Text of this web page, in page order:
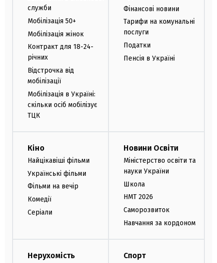
служби
Мобілізація 50+
Мобілізація жінок
Контракт для 18-24-
річних
Відстрочка від
мобілізації
Мобілізація в Україні:
скільки осіб мобілізує
ТЦК
Фінансові новини
Тарифи на комунальні
послуги
Податки
Пенсія в Україні
Кіно
Найцікавіші фільми
Українські фільми
Фільми на вечір
Комедії
Серіали
Новини Освіти
Міністерство освіти та
науки України
Школа
НМТ 2026
Саморозвиток
Навчання за кордоном
Нерухомість Спорт